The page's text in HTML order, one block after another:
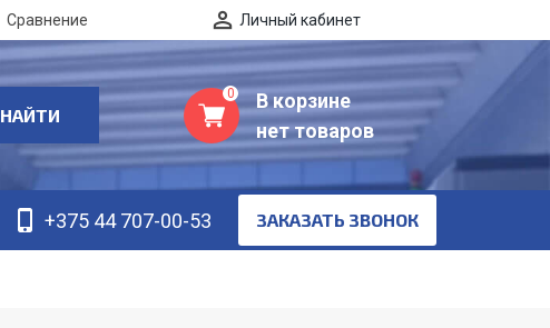
Сравнение Личный кабинет
НАЙТИ
0
В корзине
нет товаров
+375 44 707-00-53 ЗАКАЗАТЬ ЗВОНОК